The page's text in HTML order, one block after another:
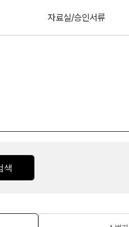
자료실/승인서류
색